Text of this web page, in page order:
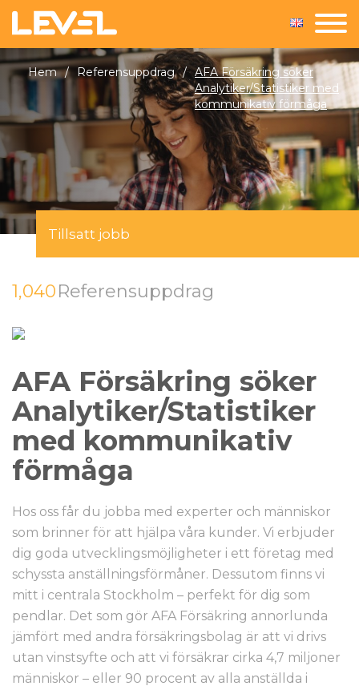
Hem / Referensuppdrag / AFA Försäkring söker
Analytiker/Statistiker med
kommunikativ förmåga
Tillsatt jobb
1,040Referensuppdrag
AFA Försäkring söker
Analytiker/Statistiker
med kommunikativ
förmåga
Hos oss får du jobba med experter och människor
som brinner för att hjälpa våra kunder. Vi erbjuder
dig goda utvecklingsmöjligheter i ett företag med
schyssta anställningsförmåner. Dessutom finns vi
mitt i centrala Stockholm – perfekt för dig som
pendlar. Det som gör AFA Försäkring annorlunda
jämfört med andra försäkringsbolag är att vi drivs
utan vinstsyfte och att vi försäkrar cirka 4,7 miljoner
människor – eller 90 procent av alla anställda i